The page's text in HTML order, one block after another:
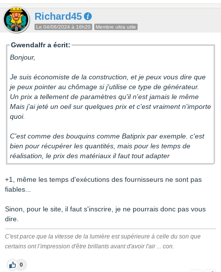
Richard45
Le 04/06/2024 à 16h20 Membre ultra utile
Gwendalfr a écrit:
Bonjour,
Je suis économiste de la construction, et je peux vous dire que
je peux pointer au chômage si j'utilise ce type de générateur.
Un prix a tellement de paramètres qu'il n'est jamais le même
Mais j'ai jeté un oeil sur quelques prix et c'est vraiment n'importe
quoi.
C'est comme des bouquins comme Batiprix par exemple. c'est
bien pour récupérer les quantités, mais pour les temps de
réalisation, le prix des matériaux il faut tout adapter
+1, même les temps d'exécutions des fournisseurs ne sont pas
fiables...
Sinon, pour le site, il faut s'inscrire, je ne pourrais donc pas vous
dire.
C'est parce que la vitesse de la lumière est supérieure à celle du son que
certains ont l’impression d'être brillants avant d'avoir l'air ... con.
0